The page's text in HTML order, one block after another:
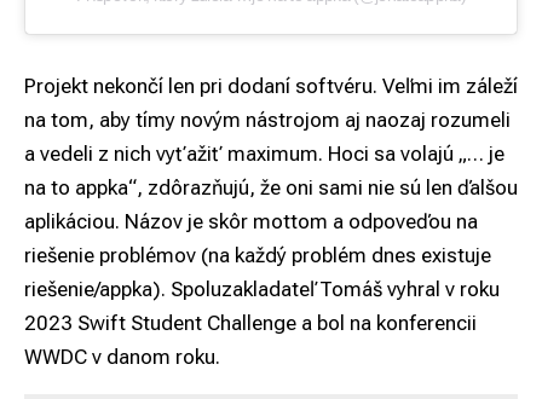
Projekt nekončí len pri dodaní softvéru. Veľmi im záleží
na tom, aby tímy novým nástrojom aj naozaj rozumeli
a vedeli z nich vyťažiť maximum. Hoci sa volajú „… je
na to appka“, zdôrazňujú, že oni sami nie sú len ďalšou
aplikáciou. Názov je skôr mottom a odpoveďou na
riešenie problémov (na každý problém dnes existuje
riešenie/appka). Spoluzakladateľ Tomáš vyhral v roku
2023 Swift Student Challenge a bol na konferencii
WWDC v danom roku.